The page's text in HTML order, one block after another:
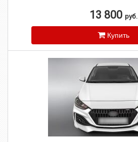
13 800 руб.
Купить